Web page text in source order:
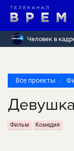
Человек в
Все проекты
Фильм Комедия